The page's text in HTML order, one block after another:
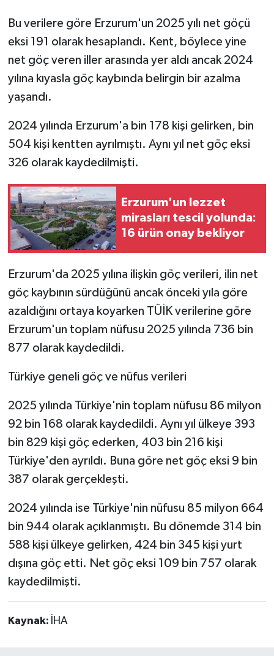
Bu verilere göre Erzurum'un 2025 yılı net göçü
eksi 191 olarak hesaplandı. Kent, böylece yine
net göç veren iller arasında yer aldı ancak 2024
yılına kıyasla göç kaybında belirgin bir azalma
yaşandı.
2024 yılında Erzurum'a bin 178 kişi gelirken, bin
504 kişi kentten ayrılmıştı. Aynı yıl net göç eksi
326 olarak kaydedilmişti.
Erzurum'un lezzet
mirasları tescil yolunda:
16 ürün onay bekliyor
Erzurum'da 2025 yılına ilişkin göç verileri, ilin net
göç kaybının sürdüğünü ancak önceki yıla göre
azaldığını ortaya koyarken TÜİK verilerine göre
Erzurum'un toplam nüfusu 2025 yılında 736 bin
877 olarak kaydedildi.
Türkiye geneli göç ve nüfus verileri
2025 yılında Türkiye'nin toplam nüfusu 86 milyon
92 bin 168 olarak kaydedildi. Aynı yıl ülkeye 393
bin 829 kişi göç ederken, 403 bin 216 kişi
Türkiye'den ayrıldı. Buna göre net göç eksi 9 bin
387 olarak gerçekleşti.
2024 yılında ise Türkiye'nin nüfusu 85 milyon 664
bin 944 olarak açıklanmıştı. Bu dönemde 314 bin
588 kişi ülkeye gelirken, 424 bin 345 kişi yurt
dışına göç etti. Net göç eksi 109 bin 757 olarak
kaydedilmişti.
Kaynak: İHA